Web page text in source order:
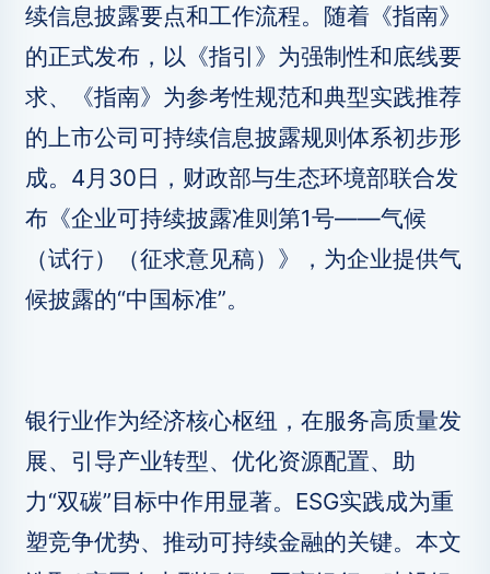
续信息披露要点和工作流程。随着《指南》
的正式发布，以《指引》为强制性和底线要
求、《指南》为参考性规范和典型实践推荐
的上市公司可持续信息披露规则体系初步形
成。4月30日，财政部与生态环境部联合发
布《企业可持续披露准则第1号——气候
（试行）（征求意见稿）》，为企业提供气
候披露的“中国标准”。
银行业作为经济核心枢纽，在服务高质量发
展、引导产业转型、优化资源配置、助
力“双碳”目标中作用显著。ESG实践成为重
塑竞争优势、推动可持续金融的关键。本文